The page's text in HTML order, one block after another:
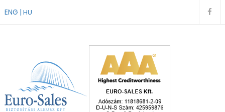
ENG HU